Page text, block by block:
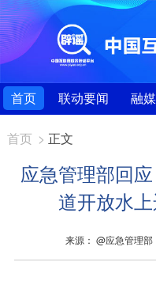
首页 联动要闻 融
首页 > 正文
应急管理部回
道开放水
来源： @应急管理部